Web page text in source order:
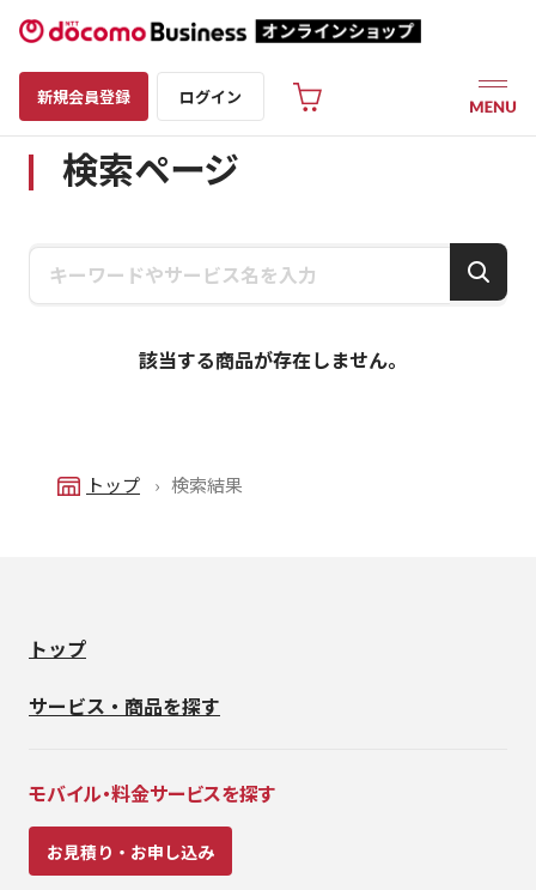
新規会員登録 ログイン
検索ページ
該当する商品が存在しません。
トップ 検索結果
トップ
サービス・商品を探す
モバイル・料金サービスを探す
お見積り・お申し込み